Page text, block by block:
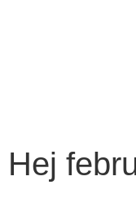
Hej